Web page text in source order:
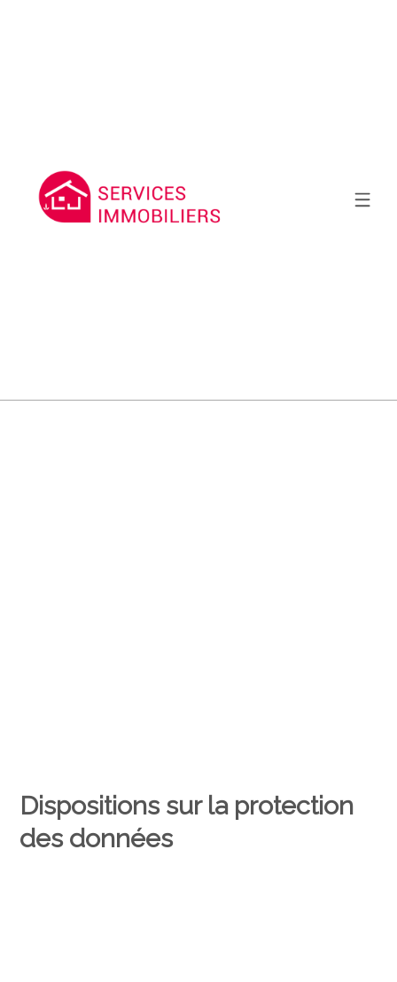
Dispositions sur la protection
des données